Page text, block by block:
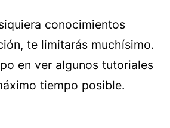
conocimientos
te limitarás muchísimo.
en ver algunos tutoriales
tiempo posible.